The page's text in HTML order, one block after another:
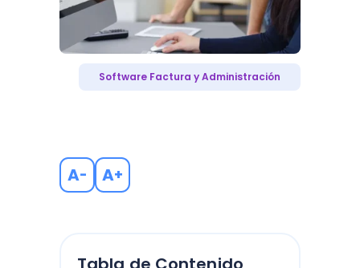
Software Factura y Administración
A- A+